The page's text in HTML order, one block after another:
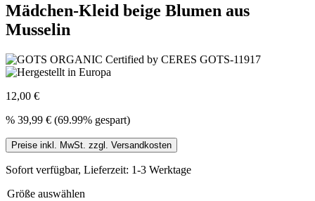
Mädchen-Kleid beige Blumen aus
Musselin
12,00 €
% 39,99 € (69.99% gespart)
Preise inkl. MwSt. zzgl. Versandkosten
Sofort verfügbar, Lieferzeit: 1-3 Werktage
Größe auswählen